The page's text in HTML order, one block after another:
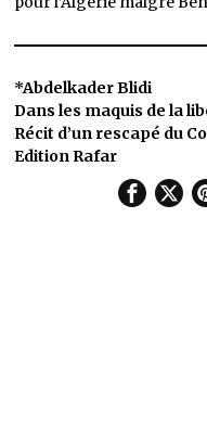
*Abdelkader Blidi
Dans les maquis de la
Récit d’un rescapé du
Edition Rafar